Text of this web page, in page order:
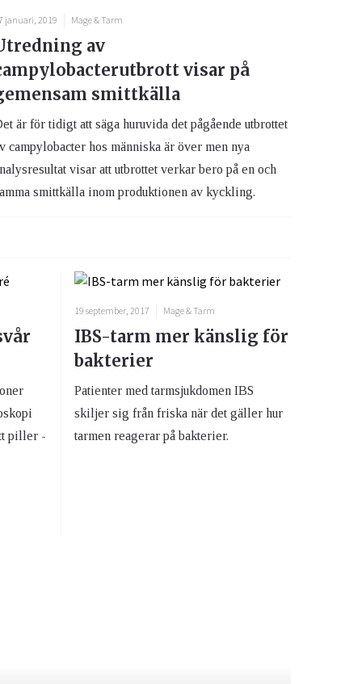
januari, 2019 Mage & Tarm
av
visar på
smittkälla
är för tidigt att säga huruvida det pågående utbrottet
campylobacter hos människa är över men nya
visar att utbrottet verkar bero på en och
smittkälla inom produktionen av kyckling.
piller -
19 september, 2017 Mage & Tarm
IBS-tarm mer känslig för
bakterier
Patienter med tarmsjukdomen IBS
skiljer sig från friska när det gäller hur
tarmen reagerar på bakterier.